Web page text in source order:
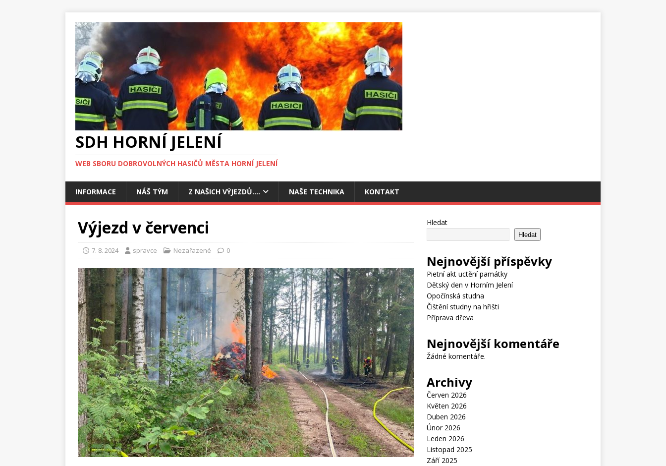
SDH HORNÍ JELENÍ
WEB SBORU DOBROVOLNÝCH HASIČŮ MĚSTA HORNÍ JELENÍ
INFORMACE NÁŠ TÝM Z NAŠICH VÝJEZDŮ…. NAŠE TECHNIKA KONTAKT
Výjezd v červenci
7. 8. 2024 spravce Nezařazené 0
Hledat
Hledat
Nejnovější příspěvky
Pietní akt uctění památky
Dětský den v Horním Jelení
Opočínská studna
Čištění studny na hřišti
Příprava dřeva
Nejnovější komentáře
Žádné komentáře.
Archivy
Červen 2026
Květen 2026
Duben 2026
Únor 2026
Leden 2026
Listopad 2025
Září 2025